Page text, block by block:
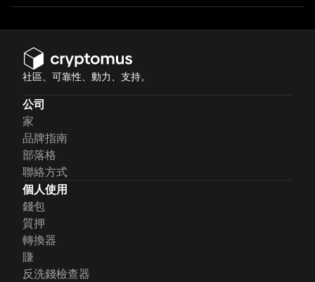
MATIC
社區、可靠性、動力、支持。
公司
家
品牌指南
部落格
聯絡方式
個人使用
錢包
質押
轉換器
賺
反洗錢檢查器